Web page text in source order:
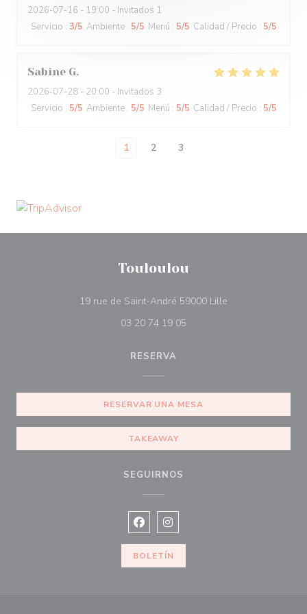
2026-07-16 - 19:00 - Invitados 1
Servicio : 3/5 Ambiente : 5/5 Menú : 5/5 Calidad / Precio : 5/5
Sabine G
2026-07-28 - 20:00 - Invitados 3
Servicio : 5/5 Ambiente : 5/5 Menú : 5/5 Calidad / Precio : 5/5
1 2 3
Touloulou
19 rue de Saint-André 59000 Lille
03 20 74 19 05
RESERVA
RESERVAR UNA MESA
TAKEAWAY
SEGUIRNOS
Facebook ((abre en una nueva
Instagram ((abre en una
BOLETÍN